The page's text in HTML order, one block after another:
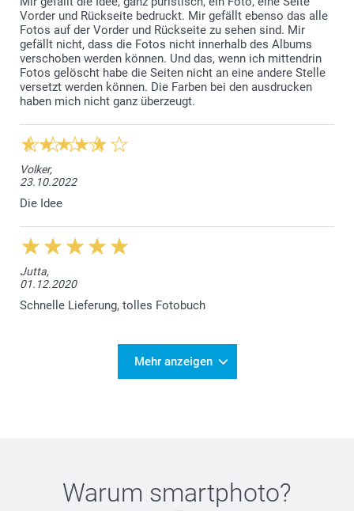
Vorder und Rückseite bedruckt. Mir gefällt ebenso das alle
Fotos auf der Vorder und Rückseite zu sehen sind. Mir
gefällt nicht, dass die Fotos nicht innerhalb des Albums
verschoben werden können. Und das, wenn ich mittendrin
Fotos gelöscht habe die Seiten nicht an eine andere Stelle
versetzt werden können. Die Farben bei den ausdrucken
haben mich nicht ganz überzeugt.
Volker,
23.10.2022
Die Idee
Jutta,
01.12.2020
Schnelle Lieferung, tolles Fotobuch
Mehr anzeigen
Warum smartphoto?